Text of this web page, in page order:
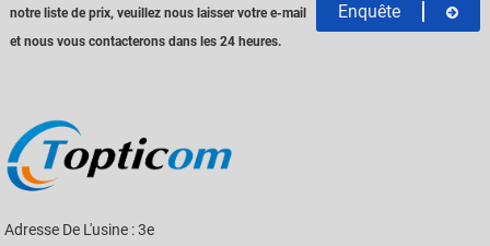
notre liste de prix, veuillez nous laisser votre e-mail
et nous vous contacterons dans les 24 heures.
Enquête
Adresse De L'usine : 3e